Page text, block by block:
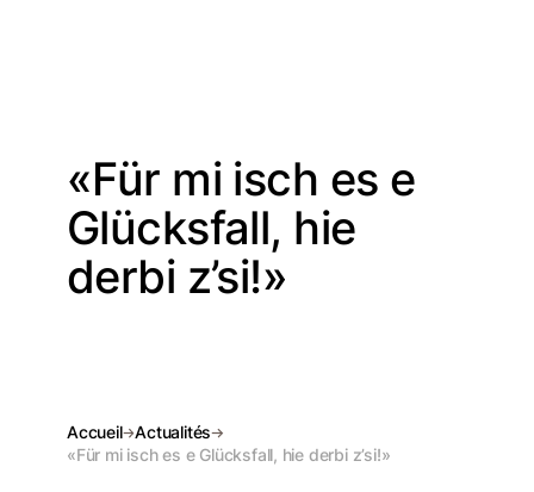
«Für mi isch es e
Glücksfall, hie
derbi z’si!»
Accueil
Actualités
«Für mi isch es e Glücksfall, hie derbi z’si!»